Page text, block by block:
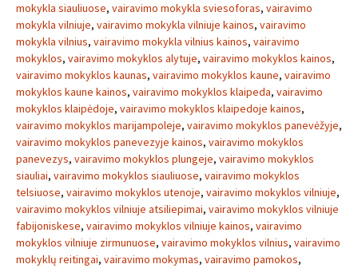
mokykla siauliuose, vairavimo mokykla sviesoforas, vairavimo
mokykla vilniuje, vairavimo mokykla vilniuje kainos, vairavimo
mokykla vilnius, vairavimo mokykla vilnius kainos, vairavimo
mokyklos, vairavimo mokyklos alytuje, vairavimo mokyklos kainos,
vairavimo mokyklos kaunas, vairavimo mokyklos kaune, vairavimo
mokyklos kaune kainos, vairavimo mokyklos klaipeda, vairavimo
mokyklos klaipėdoje, vairavimo mokyklos klaipedoje kainos,
vairavimo mokyklos marijampoleje, vairavimo mokyklos panevėžyje,
vairavimo mokyklos panevezyje kainos, vairavimo mokyklos
panevezys, vairavimo mokyklos plungeje, vairavimo mokyklos
siauliai, vairavimo mokyklos siauliuose, vairavimo mokyklos
telsiuose, vairavimo mokyklos utenoje, vairavimo mokyklos vilniuje,
vairavimo mokyklos vilniuje atsiliepimai, vairavimo mokyklos vilniuje
fabijoniskese, vairavimo mokyklos vilniuje kainos, vairavimo
mokyklos vilniuje zirmunuose, vairavimo mokyklos vilnius, vairavimo
mokyklų reitingai, vairavimo mokymas, vairavimo pamokos,